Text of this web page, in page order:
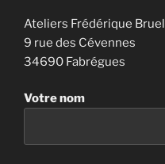
Ateliers Frédérique Bruel
9 rue des Cévennes
34690 Fabrégues
Votre nom